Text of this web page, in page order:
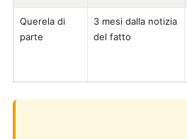
Querela di
parte
3 mesi dalla notizia
del fatto